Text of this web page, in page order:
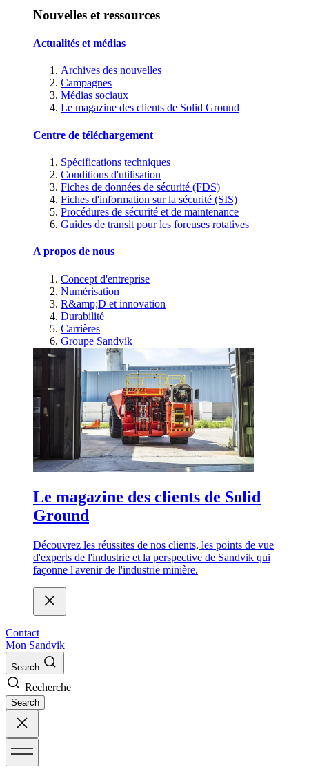
Nouvelles et ressources
Actualités et médias
Archives des nouvelles
Campagnes
Médias sociaux
Le magazine des clients de Solid Ground
Centre de téléchargement
Spécifications techniques
Conditions d'utilisation
Fiches de données de sécurité (FDS)
Fiches d'information sur la sécurité (SIS)
Procédures de sécurité et de maintenance
Guides de transit pour les foreuses rotatives
A propos de nous
Concept d'entreprise
Numérisation
R&amp;D et innovation
Durabilité
Carrières
Groupe Sandvik
Le magazine des clients de Solid
Ground
Découvrez les réussites de nos clients, les points de vue
d'experts de l'industrie et la perspective de Sandvik qui
façonne l'avenir de l'industrie minière.
Contact
Mon Sandvik
Search
Recherche
Search